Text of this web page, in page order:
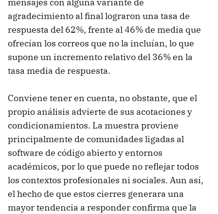
mensajes con alguna variante de
agradecimiento al final lograron una tasa de
respuesta del 62%, frente al 46% de media que
ofrecían los correos que no la incluían, lo que
supone un incremento relativo del 36% en la
tasa media de respuesta.
Conviene tener en cuenta, no obstante, que el
propio análisis advierte de sus acotaciones y
condicionamientos. La muestra proviene
principalmente de comunidades ligadas al
software de código abierto y entornos
académicos, por lo que puede no reflejar todos
los contextos profesionales ni sociales. Aun así,
el hecho de que estos cierres generara una
mayor tendencia a responder confirma que la